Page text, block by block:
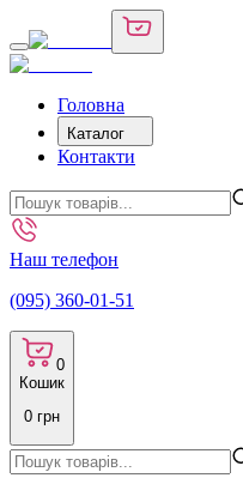
Головна
Каталог
Контакти
Наш телефон
(095) 360-01-51
0
Кошик
0 грн